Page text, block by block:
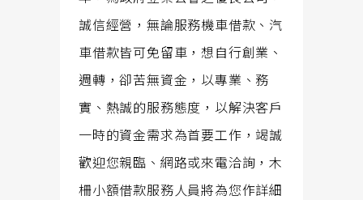
誠信經營，無論服務機車借款、汽
車借款皆可免留車，想自行創業、
週轉，卻苦無資金，以專業、務
實、熱誠的服務態度，以解決客戶
一時的資金需求為首要工作，竭誠
歡迎您親臨、網路或來電洽詢，木
柵小額借款服務人員將為您作詳細